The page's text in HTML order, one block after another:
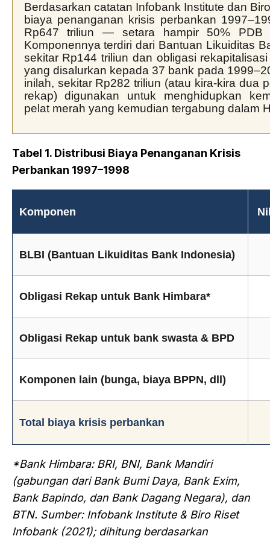
Berdasarkan catatan Infobank Institute dan
biaya penanganan krisis perbankan
Rp647 triliun — setara hampir 50% PDB
Komponennya terdiri dari Bantuan Likuiditas
sekitar Rp144 triliun dan obligasi
yang disalurkan kepada 37 bank pada
inilah, sekitar Rp282 triliun (atau kira-kira dua
rekap) digunakan untuk menghidupkan
pelat merah yang kemudian tergabung dalam
Tabel 1. Distribusi Biaya Penanganan Krisis
Perbankan 1997–1998
Komponen
BLBI (Bantuan Likuiditas Bank Indonesia)
Obligasi Rekap untuk Bank Himbara*
Obligasi Rekap untuk bank swasta & BPD
Komponen lain (bunga, biaya BPPN, dll)
Total biaya krisis perbankan
*Bank Himbara: BRI, BNI, Bank Mandiri
(gabungan dari Bank Bumi Daya, Bank Exim,
Bank Bapindo, dan Bank Dagang Negara), dan
BTN. Sumber: Infobank Institute & Biro Riset
Infobank (2021); dihitung berdasarkan